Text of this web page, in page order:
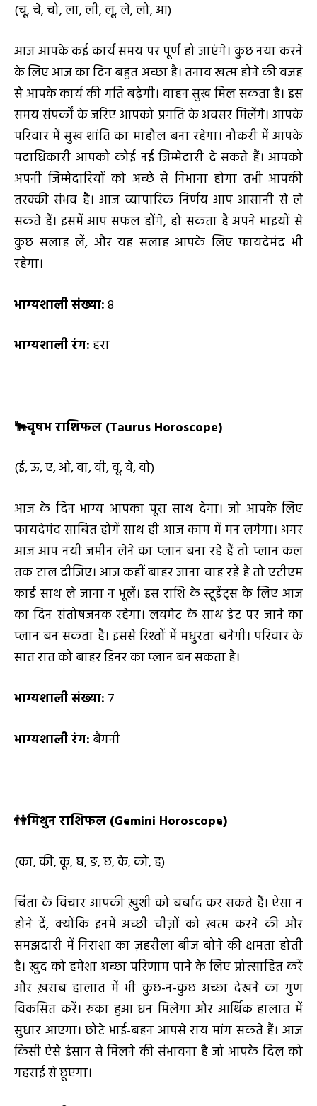
(चू, चे, चो, ला, ली, लू, ले, लो, आ)
आज आपके कई कार्य समय पर पूर्ण हो जाएंगे। कुछ नया करने
के लिए आज का दिन बहुत अच्छा है। तनाव खत्म होने की वजह
से आपके कार्य की गति बढ़ेगी। वाहन सुख मिल सकता है। इस
समय संपर्कों के जरिए आपको प्रगति के अवसर मिलेंगे। आपके
परिवार में सुख शांति का माहौल बना रहेगा। नौकरी में आपके
पदाधिकारी आपको कोई नई जिम्मेदारी दे सकते हैं। आपको
अपनी जिम्मेदारियों को अच्छे से निभाना होगा तभी आपकी
तरक्की संभव है। आज व्यापारिक निर्णय आप आसानी से ले
सकते हैं। इसमें आप सफल होंगे, हो सकता है अपने भाइयों से
कुछ सलाह लें, और यह सलाह आपके लिए फायदेमंद भी
रहेगा।
भाग्यशाली संख्या:8
भाग्यशाली रंग:हरा
🐂वृषभ राशिफल (Taurus Horoscope)
(ई, ऊ, ए, ओ, वा, वी, वू, वे, वो)
आज के दिन भाग्य आपका पूरा साथ देगा। जो आपके लिए
फायदेमंद साबित होगें साथ ही आज काम में मन लगेगा। अगर
आज आप नयी जमीन लेने का प्लान बना रहे हैं तो प्लान कल
तक टाल दीजिए। आज कहीं बाहर जाना चाह रहें है तो एटीएम
कार्ड साथ ले जाना न भूलें। इस राशि के स्टूडेंट्स के लिए आज
का दिन संतोषजनक रहेगा। लवमेट के साथ डेट पर जाने का
प्लान बन सकता है। इससे रिश्तों में मधुरता बनेगी। परिवार के
सात रात को बाहर डिनर का प्लान बन सकता है।
भाग्यशाली संख्या: 7
भाग्यशाली रंग:बैंगनी
👫मिथुन राशिफल (Gemini Horoscope)
(का, की, कू, घ, ङ, छ, के, को, ह)
चिंता के विचार आपकी ख़ुशी को बर्बाद कर सकते हैं। ऐसा न
होने दें, क्योंकि इनमें अच्छी चीज़ों को ख़त्म करने की और
समझदारी में निराशा का ज़हरीला बीज बोने की क्षमता होती
है। ख़ुद को हमेशा अच्छा परिणाम पाने के लिए प्रोत्साहित करें
और ख़राब हालात में भी कुछ-न-कुछ अच्छा देखने का गुण
विकसित करें। रुका हुआ धन मिलेगा और आर्थिक हालात में
सुधार आएगा। छोटे भाई-बहन आपसे राय मांग सकते हैं। आज
किसी ऐसे इंसान से मिलने की संभावना है जो आपके दिल को
गहराई से छूएगा।